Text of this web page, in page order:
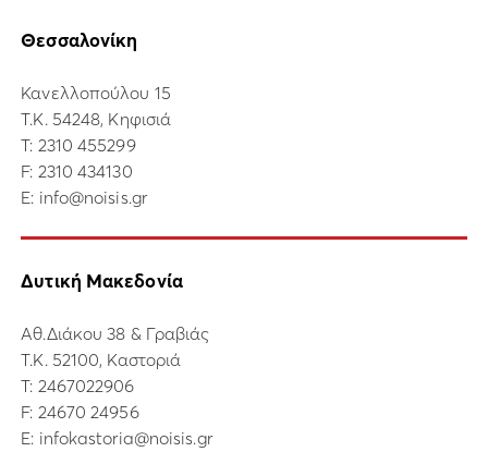
Θεσσαλονίκη
Κανελλοπούλου 15
Τ.Κ. 54248, Κηφισιά
Τ: 2310 455299
F: 2310 434130
E: info@noisis.gr
Δυτική Μακεδονία
Αθ.Διάκου 38 & Γραβιάς
Τ.Κ. 52100, Καστοριά
Τ: 2467022906
F: 24670 24956
E: infokastoria@noisis.gr